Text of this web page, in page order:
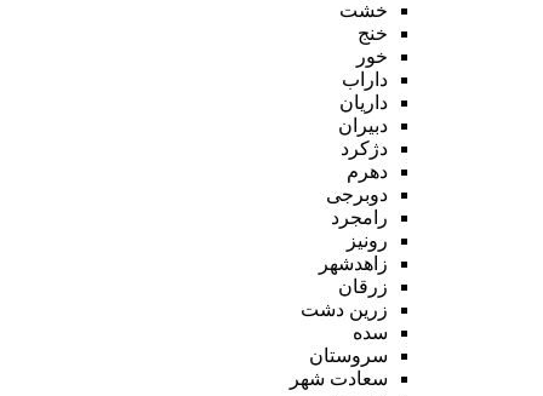
خشت
خنج
خور
داراب
داریان
دبیران
دژکرد
دهرم
دوبرجی
رامجرد
رونیز
زاهدشهر
زرقان
زرین دشت
سده
سروستان
سعادت شهر